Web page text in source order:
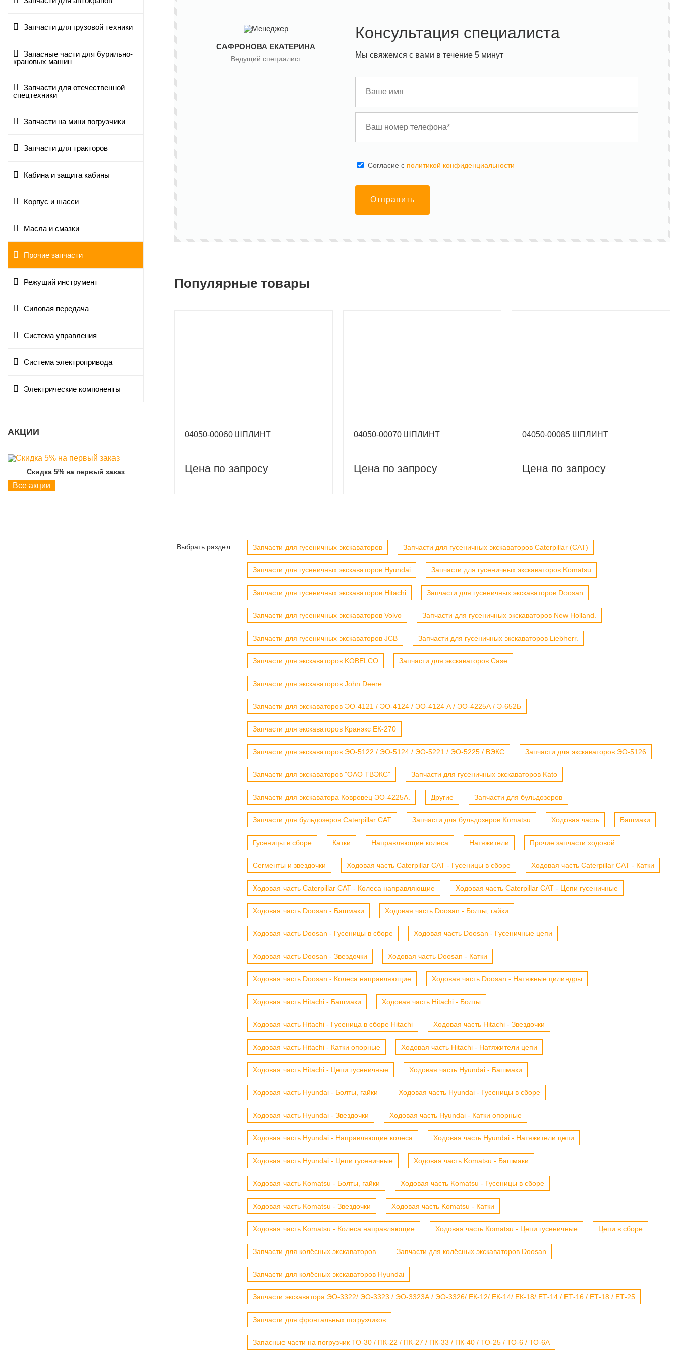
Запчасти для грузовой техники
Запасные части для бурильно-
крановых машин
Запчасти для отечественной
спецтехники
Запчасти на мини погрузчики
Запчасти для тракторов
Кабина и защита кабины
Корпус и шасси
Масла и смазки
Прочие запчасти
Режущий инструмент
Силовая передача
Система управления
Система электропривода
Электрические компоненты
АКЦИИ
Скидка 5% на первый заказ Скидка 5% на первый заказ Скидка 5% на первый заказ
Все акции
САФРОНОВА ЕКАТЕРИНА
Ведущий специалист
Консультация специалиста
Мы свяжемся с вами в течение 5 минут
Cогласие с политикой конфиденциальности
Отправить
Популярные товары
04050-00060 ШПЛИНТ
Цена по запросу
04050-00070 ШПЛИНТ
Цена по запросу
04050-00085 ШПЛИНТ
Цена по запросу
Выбрать раздел: Запчасти для гусеничных экскаваторов Запчасти для гусеничных экскаваторов Caterpillar (CAT)
Запчасти для гусеничных экскаваторов Hyundai Запчасти для гусеничных экскаваторов Komatsu
Запчасти для гусеничных экскаваторов Hitachi Запчасти для гусеничных экскаваторов Doosan
Запчасти для гусеничных экскаваторов Volvo Запчасти для гусеничных экскаваторов New Holland.
Запчасти для гусеничных экскаваторов JCB Запчасти для гусеничных экскаваторов Liebherr.
Запчасти для экскаваторов KOBELCO Запчасти для экскаваторов Case
Запчасти для экскаваторов John Deere.
Запчасти для экскаваторов ЭО-4121 / ЭО-4124 / ЭО-4124 А / ЭО-4225А / Э-652Б
Запчасти для экскаваторов Кранэкс ЕК-270
Запчасти для экскаваторов ЭО-5122 / ЭО-5124 / ЭО-5221 / ЭО-5225 / ВЭКС Запчасти для экскаваторов ЭО-5126
Запчасти для экскаваторов "ОАО ТВЭКС" Запчасти для гусеничных экскаваторов Kato
Запчасти для экскаватора Ковровец ЭО-4225А. Другие Запчасти для бульдозеров
Запчасти для бульдозеров Caterpillar CAT Запчасти для бульдозеров Komatsu Ходовая часть Башмаки
Гусеницы в сборе Катки Направляющие колеса Натяжители Прочие запчасти ходовой
Сегменты и звездочки Ходовая часть Caterpillar CAT - Гусеницы в сборе Ходовая часть Caterpillar CAT - Катки
Ходовая часть Caterpillar CAT - Колеса направляющие Ходовая часть Caterpillar CAT - Цепи гусеничные
Ходовая часть Doosan - Башмаки Ходовая часть Doosan - Болты, гайки
Ходовая часть Doosan - Гусеницы в сборе Ходовая часть Doosan - Гусеничные цепи
Ходовая часть Doosan - Звездочки Ходовая часть Doosan - Катки
Ходовая часть Doosan - Колеса направляющие Ходовая часть Doosan - Натяжные цилиндры
Ходовая часть Hitachi - Башмаки Ходовая часть Hitachi - Болты
Ходовая часть Hitachi - Гусеница в сборе Hitachi Ходовая часть Hitachi - Звездочки
Ходовая часть Hitachi - Катки опорные Ходовая часть Hitachi - Натяжители цепи
Ходовая часть Hitachi - Цепи гусеничные Ходовая часть Hyundai - Башмаки
Ходовая часть Hyundai - Болты, гайки Ходовая часть Hyundai - Гусеницы в сборе
Ходовая часть Hyundai - Звездочки Ходовая часть Hyundai - Катки опорные
Ходовая часть Hyundai - Направляющие колеса Ходовая часть Hyundai - Натяжители цепи
Ходовая часть Hyundai - Цепи гусеничные Ходовая часть Komatsu - Башмаки
Ходовая часть Komatsu - Болты, гайки Ходовая часть Komatsu - Гусеницы в сборе
Ходовая часть Komatsu - Звездочки Ходовая часть Komatsu - Катки
Ходовая часть Komatsu - Колеса направляющие Ходовая часть Komatsu - Цепи гусеничные Цепи в сборе
Запчасти для колёсных экскаваторов Запчасти для колёсных экскаваторов Doosan
Запчасти для колёсных экскаваторов Hyundai
Запчасти экскаватора ЭО-3322/ ЭО-3323 / ЭО-3323А / ЭО-3326/ ЕК-12/ ЕК-14/ ЕК-18/ ЕТ-14 / ЕТ-16 / ЕТ-18 / ЕТ-25
Запчасти для фронтальных погрузчиков
Запасные части на погрузчик ТО-30 / ПК-22 / ПК-27 / ПК-33 / ПК-40 / ТО-25 / ТО-6 / ТО-6А